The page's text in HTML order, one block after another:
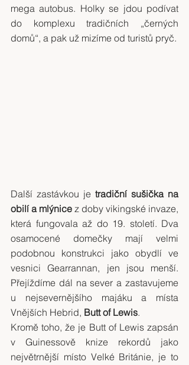
mega autobus. Holky se jdou podívat
do komplexu tradičních „černých
domů“, a pak už mizíme od turistů pryč.
Další zastávkou je tradiční sušička na
obilí a mlýnice z doby vikingské invaze,
která fungovala až do 19. století. Dva
osamocené domečky mají velmi
podobnou konstrukci jako obydlí ve
vesnici Gearrannan, jen jsou menší.
Přejíždíme dál na sever a zastavujeme
u nejsevernějšího majáku a místa
Vnějších Hebrid, Butt of Lewis.
Kromě toho, že je Butt of Lewis zapsán
v Guinessově knize rekordů jako
největrnější místo Velké Británie, je to